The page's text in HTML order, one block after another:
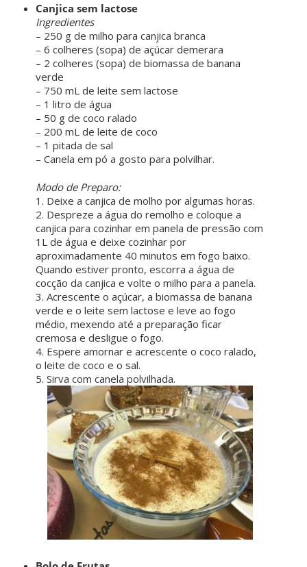
Canjica sem lactose
Ingredientes
– 250 g de milho para canjica branca
– 6 colheres (sopa) de açúcar demerara
– 2 colheres (sopa) de biomassa de banana
verde
– 750 mL de leite sem lactose
– 1 litro de água
– 50 g de coco ralado
– 200 mL de leite de coco
– 1 pitada de sal
– Canela em pó a gosto para polvilhar.
Modo de Preparo:
1. Deixe a canjica de molho por algumas horas.
2. Despreze a água do remolho e coloque a
canjica para cozinhar em panela de pressão com
1L de água e deixe cozinhar por
aproximadamente 40 minutos em fogo baixo.
Quando estiver pronto, escorra a água de
cocção da canjica e volte o milho para a panela.
3. Acrescente o açúcar, a biomassa de banana
verde e o leite sem lactose e leve ao fogo
médio, mexendo até a preparação ficar
cremosa e desligue o fogo.
4. Espere amornar e acrescente o coco ralado,
o leite de coco e o sal.
5. Sirva com canela polvilhada.